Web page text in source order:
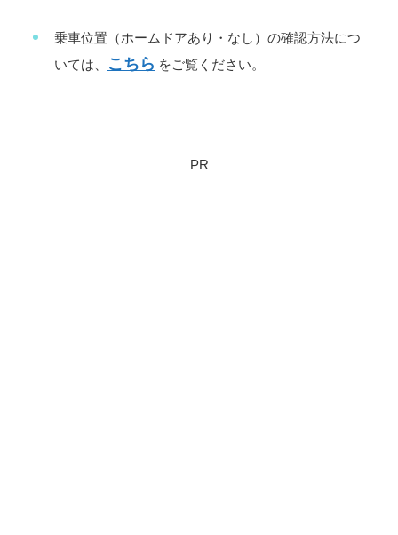
乗車位置（ホームドアあり・なし）の確認方法につ
いては、
こちら をご覧ください。
PR